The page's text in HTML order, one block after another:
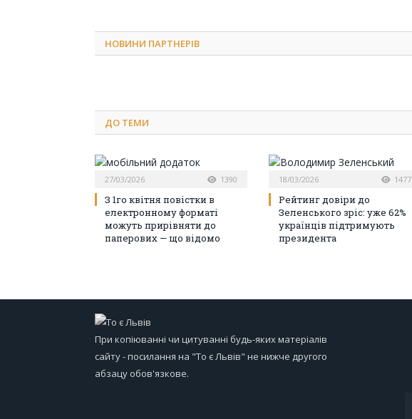
НОВИНИ ПАРТНЕРІВ
ДО ТЕМИ
27/03/2026 1390
З 1го квітня повістки в
електронному форматі
можуть прирівняти до
паперових — що відомо
18/03/2026 1477
Рейтинг довіри до
Зеленського зріс: уже 62%
українців підтримують
президента
При копіюванні чи цитуванні будь-яких матеріалів
сайту - посилання на "То є Львів" не нижче другого
абзацу обов'язкове.